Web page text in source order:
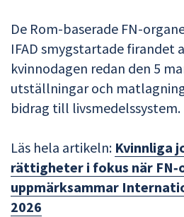
De Rom-baserade FN-
IFAD smygstartade firandet
kvinnodagen redan den 5
utställningar och
bidrag till livsmedelssystem.
Läs hela artikeln: Kvinnliga
rättigheter i fokus när
uppmärksammar
2026